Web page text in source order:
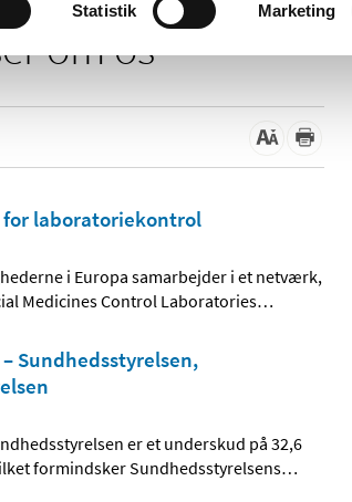
Statistik Marketing
om os
for laboratoriekontrol
i Europa samarbejder i et netværk,
Medicines Control Laboratories…
Sundhedsstyrelsen,
er et underskud på 32,6
formindsker Sundhedsstyrelsens…